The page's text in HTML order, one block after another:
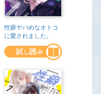
性癖ヤバめなオトコ
に愛されました。